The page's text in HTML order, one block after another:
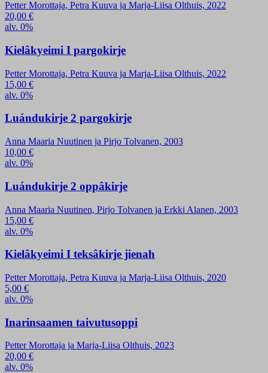
Petter Morottaja, Petra Kuuva ja Marja-Liisa Olthuis, 2022
20,00 €
alv. 0%
Kielâkyeimi I pargokirje
Petter Morottaja, Petra Kuuva ja Marja-Liisa Olthuis, 2022
15,00 €
alv. 0%
Luándukirje 2 pargokirje
Anna Maaria Nuutinen ja Pirjo Tolvanen, 2003
10,00 €
alv. 0%
Luándukirje 2 oppâkirje
Anna Maaria Nuutinen, Pirjo Tolvanen ja Erkki Alanen, 2003
15,00 €
alv. 0%
Kielâkyeimi I teksâkirje jienah
Petter Morottaja, Petra Kuuva ja Marja-Liisa Olthuis, 2020
5,00 €
alv. 0%
Inarinsaamen taivutusoppi
Petter Morottaja ja Marja-Liisa Olthuis, 2023
20,00 €
alv. 0%